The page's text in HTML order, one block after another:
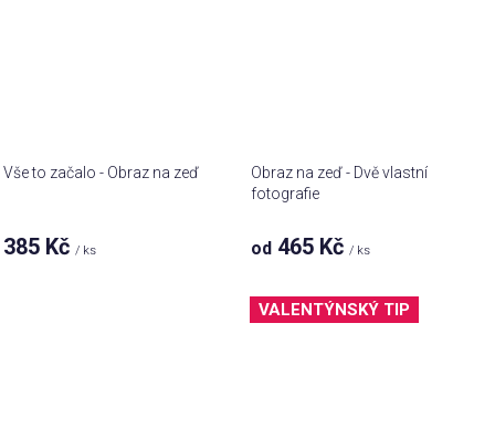
Vše to začalo - Obraz na zeď
385 Kč / ks
Obraz na zeď - Dvě vlastní
fotografie
od 465 Kč / ks
VALENTÝNSKÝ TIP